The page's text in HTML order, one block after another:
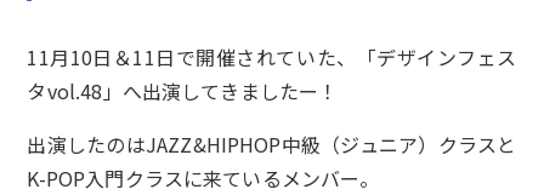
11月10日＆11日で開催されていた、「デザインフェス
タvol.48」へ出演してきましたー！
出演したのはJAZZ&HIPHOP中級（ジュニア）クラスと
K-POP入門クラスに来ているメンバー。